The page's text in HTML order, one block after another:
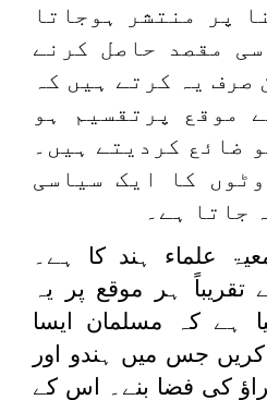
پر منتشر ہوجاتا
مقصد حاصل کرنے
صرف یہ کرتے ہیں کہ
موقع پرتقسیم ہو
ضائع کردیتے ہیں۔
کا ایک سیاسی
جاتا ہے۔
علماء ہند کا ہے۔
تقریباً ہر موقع پر یہ
ہے کہ مسلمان ایسا
کریں جس میں ہندو اور
کی فضا بنے۔ اس کے